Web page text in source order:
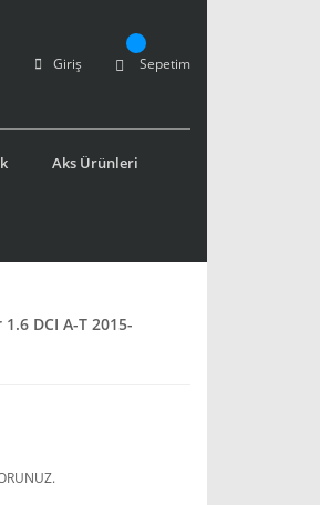
Giriş Sepetim
Aks Ürünleri
DCI A-T 2015-